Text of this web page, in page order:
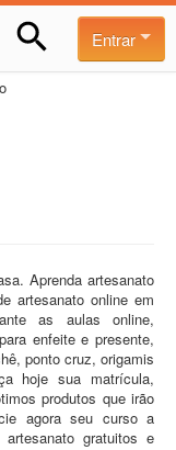
Entrar
Aprenda artesanato
artesanato online em
as aulas online,
enfeite e presente,
ponto cruz, origamis
hoje sua matrícula,
produtos que irão
agora seu curso a
gratuitos e